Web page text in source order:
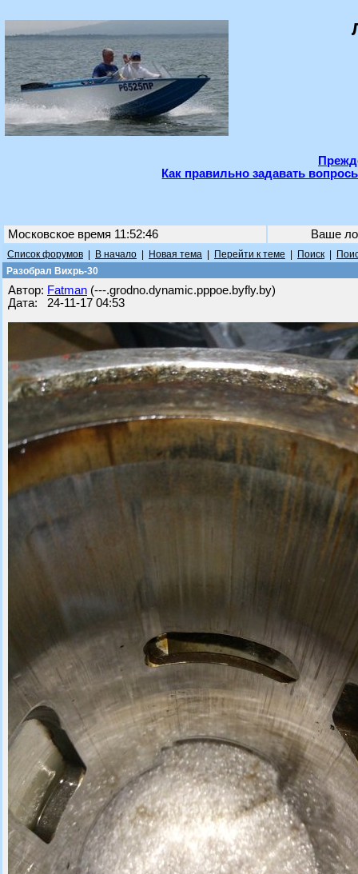
Как правильно задавать
Московское время 11:52:46 Ваше
Список форумов В начало Новая тема Перейти к теме Поиск
Разобрал Вихрь-30
Автор: Fatman (---.grodno.dynamic.pppoe.byfly.by)
Дата: 24-11-17 04:53